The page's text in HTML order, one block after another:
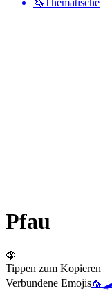
🦄Thematische
Pfau
🦚
Tippen zum Kopieren
Verbundene Emojis🦟